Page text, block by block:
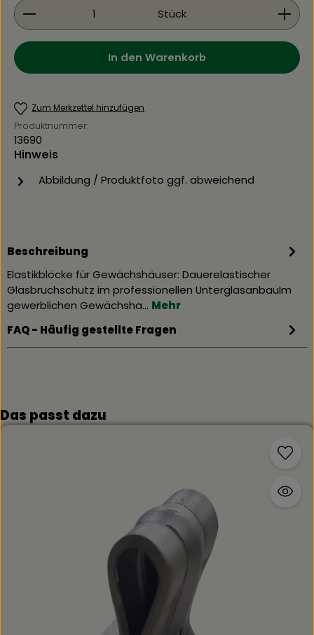
Produkt Anzahl: Gib den gewünschten Wert
Stück
In den Warenkorb
Zum Merkzettel hinzufügen
Produktnummer:
13690
Hinweis
Abbildung / Produktfoto ggf. abweichend
Beschreibung
Elastikblöcke für Gewächshäuser: Dauerelastischer
Glasbruchschutz im professionellen UnterglasanbauIm
gewerblichen Gewächsha… Mehr
FAQ - Häufig gestellte Fragen
Produktgalerie überspringen
Das passt dazu